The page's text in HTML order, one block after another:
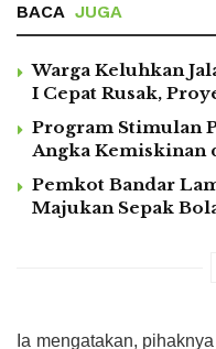
BACA JUGA
Warga Keluhkan
I Cepat Rusak,
Program Stimulan
Angka Kemiskinan
Pemkot Bandar
Majukan Sepak
Ia mengatakan,